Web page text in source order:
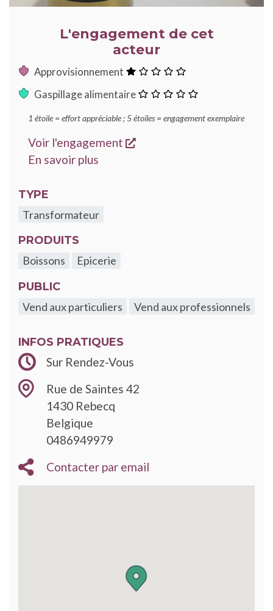
L'engagement de cet
acteur
Approvisionnement
étoile
Gaspillage alimentaire
étoile
1 étoile = effort appréciable ; 5 étoiles = engagement exemplaire
Voir l'engagement
s'ouvre dans une
En savoir plus
TYPE
Transformateur
PRODUITS
Boissons
Epicerie
PUBLIC
Vend aux particuliers
Vend aux professionnels
INFOS PRATIQUES
Sur Rendez-Vous
Rue de Saintes 42
1430 Rebecq
Belgique
0486949979
Contacter par email